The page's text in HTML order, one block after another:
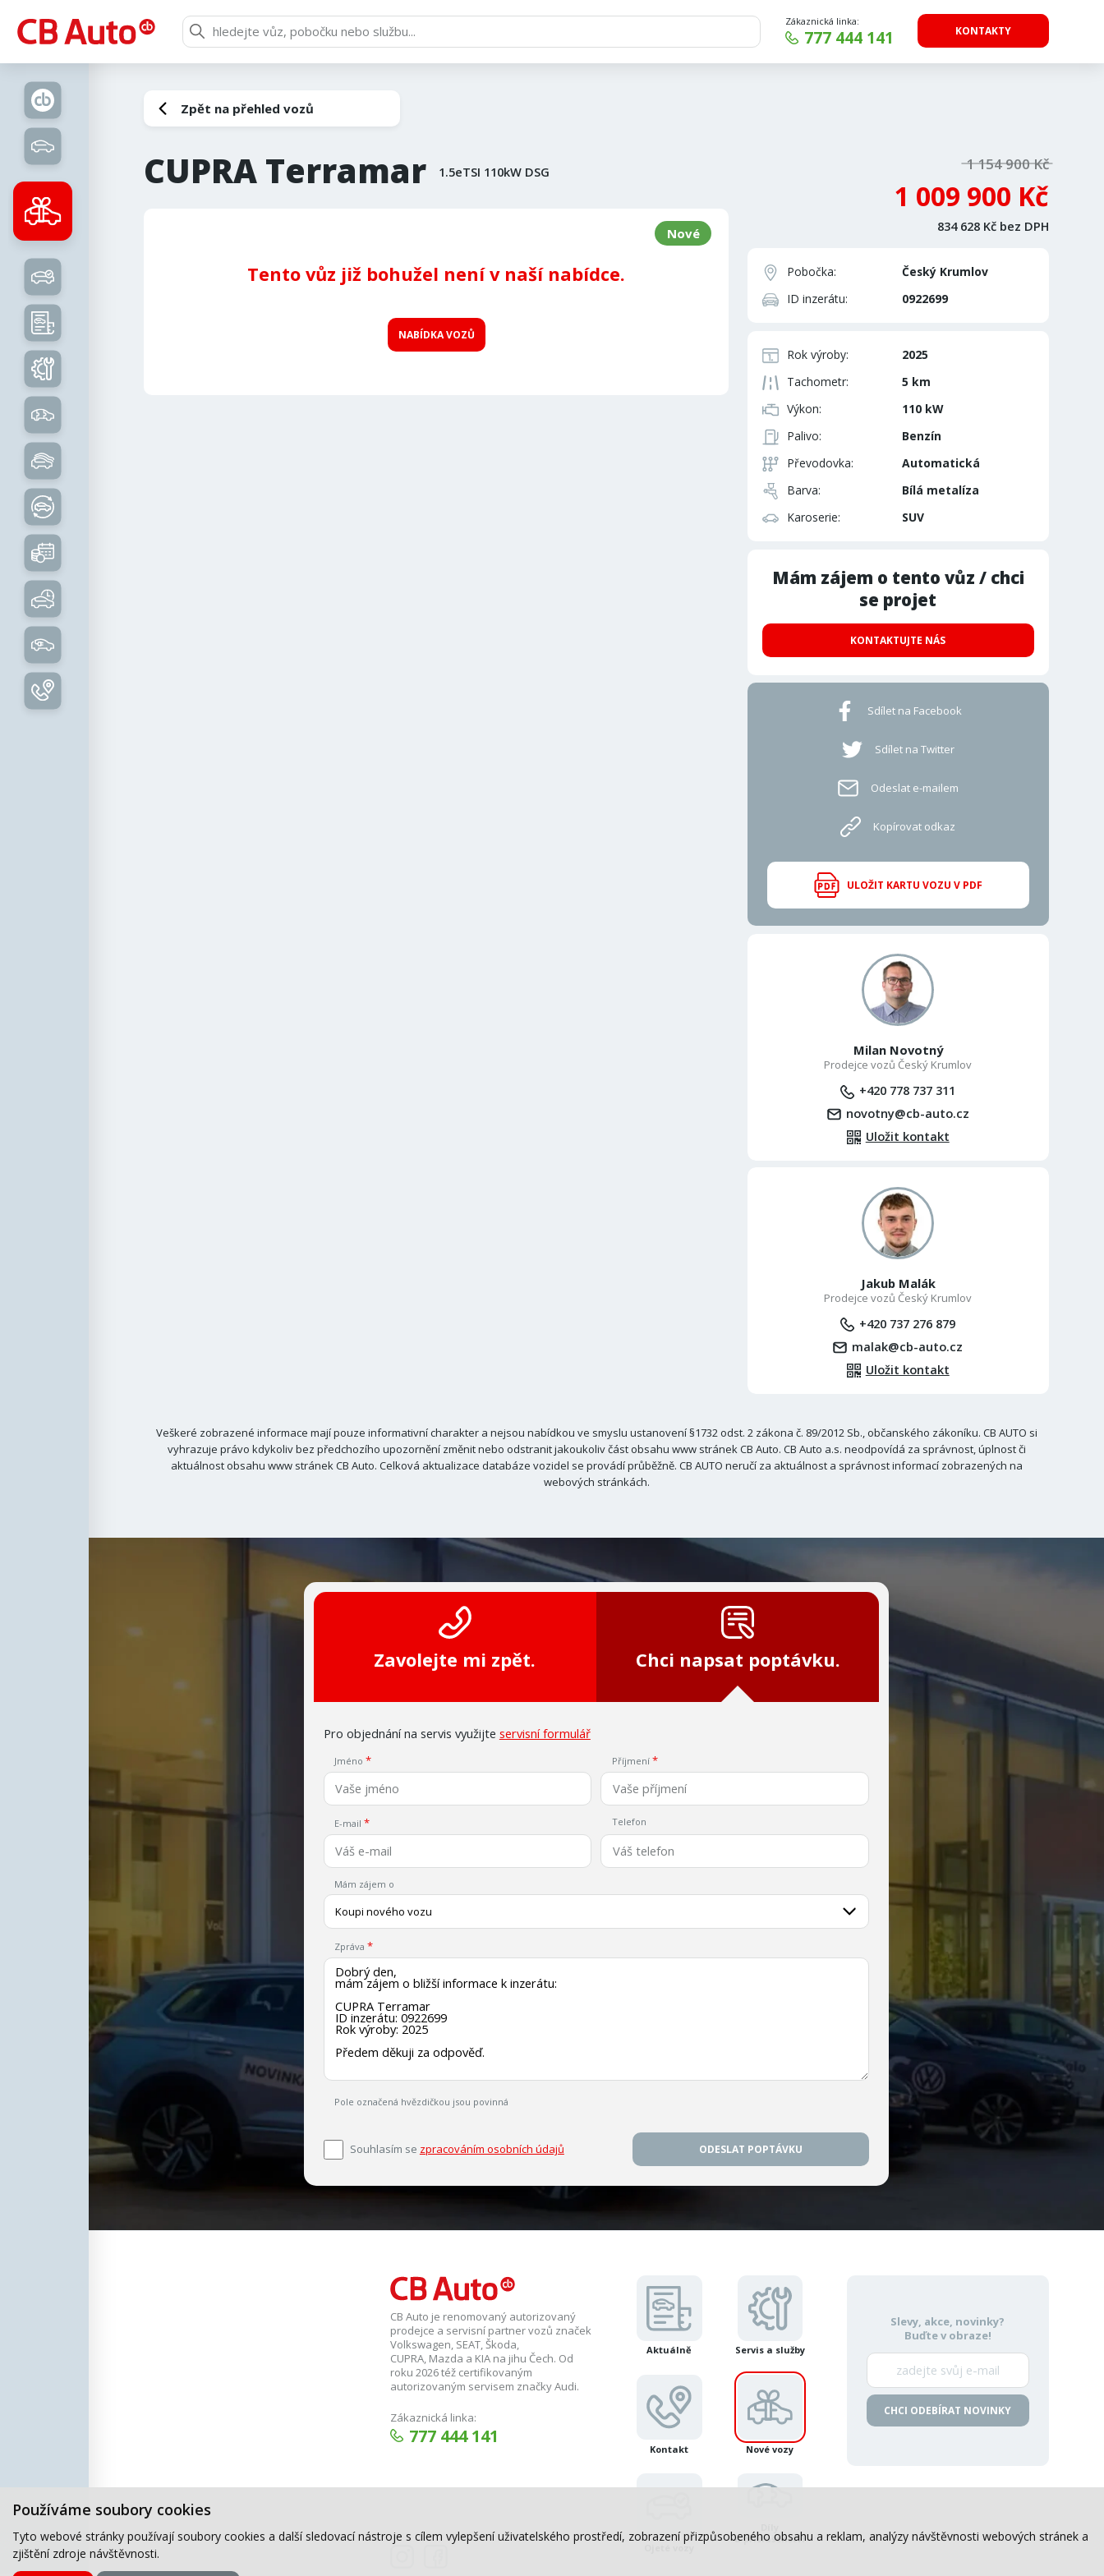
Používáme soubory cookies
Tyto webové stránky používají soubory cookies a další sledovací nástroje s cílem vylepšení uživatelského prostředí, zobrazení přizpůsobeného obsahu a reklam, analýzy návštěvnosti webových stránek a
zjištění zdroje návštěvnosti.
Zákaznická linka:
777 444 141 KONTAKTY
Zpět na přehled vozů
CUPRA Terramar 1.5eTSI 110kW DSG 1 154 900 Kč
1 009 900 Kč
834 628 Kč bez DPH
Pobočka:
Český Krumlov
ID inzerátu:
0922699
Rok výroby:
2025
Tachometr:
5 km
Výkon:
110 kW
Palivo:
Benzín
Převodovka:
Automatická
Barva:
Bílá metalíza
Karoserie:
SUV
Nové
Tento vůz již bohužel není v naší nabídce.
NABÍDKA VOZŮ
Mám zájem o tento vůz / chci
se projet
KONTAKTUJTE NÁS
Sdílet na Facebook
Sdílet na Twitter
Odeslat e-mailem
Kopírovat odkaz
ULOŽIT KARTU VOZU V PDF
Milan Novotný
Prodejce vozů Český Krumlov
+420 778 737 311
novotny@cb-auto.cz
Uložit kontakt
Jakub Malák
Prodejce vozů Český Krumlov
+420 737 276 879
malak@cb-auto.cz
Uložit kontakt
Veškeré zobrazené informace mají pouze informativní charakter a nejsou nabídkou ve smyslu ustanovení §1732 odst. 2 zákona č. 89/2012 Sb., občanského zákoníku. CB AUTO si
vyhrazuje právo kdykoliv bez předchozího upozornění změnit nebo odstranit jakoukoliv část obsahu www stránek CB Auto. CB Auto a.s. neodpovídá za správnost, úplnost či
aktuálnost obsahu www stránek CB Auto. Celková aktualizace databáze vozidel se provádí průběžně. CB AUTO neručí za aktuálnost a správnost informací zobrazených na
webových stránkách.
Zavolejte mi zpět. Chci napsat poptávku.
Pro objednání na servis využijte servisní formulář
Jméno Příjmení
E-mail Telefon
Mám zájem o
Koupi nového vozu
Zpráva
Pole označená hvězdičkou jsou povinná
Souhlasím se zpracováním osobních údajů ODESLAT POPTÁVKU
CB Auto je renomovaný autorizovaný
prodejce a servisní partner vozů značek
Volkswagen, SEAT, Škoda,
CUPRA, Mazda a KIA na jihu Čech. Od
roku 2026 též certifikovaným
autorizovaným servisem značky Audi.
Zákaznická linka:
777 444 141
Aktuálně Servis a služby
Kontakt Nové vozy
Ojeté vozy
a příslušenství
Slevy, akce, novinky?
Buďte v obraze!
CHCI ODEBÍRAT NOVINKY